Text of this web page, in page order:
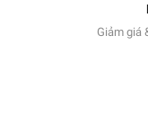
Giảm giá